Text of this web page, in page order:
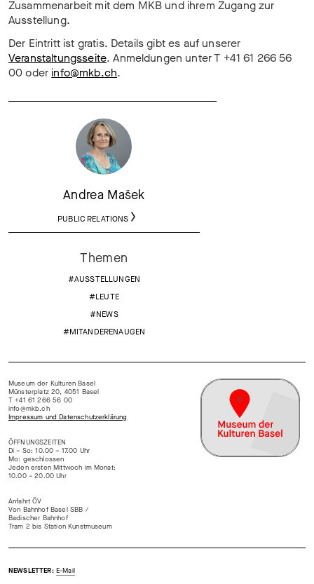
Zusammenarbeit mit dem MKB und ihrem Zugang zur
Ausstellung.
Der Eintritt ist gratis. Details gibt es auf unserer
Veranstaltungsseite. Anmeldungen unter T +41 61 266 56
00 oder info@mkb.ch.
Andrea Mašek
PUBLIC RELATIONS
Themen
#AUSSTELLUNGEN
#LEUTE
#NEWS
#MITANDERENAUGEN
Museum der Kulturen Basel
Münsterplatz 20, 4051 Basel
T +41 61 266 56 00
info@mkb.ch
Impressum und Datenschutzerklärung
ÖFFNUNGSZEITEN
Di – So: 10.00 – 17.00 Uhr
Mo: geschlossen
Jeden ersten Mittwoch im Monat:
10.00 – 20.00 Uhr
Anfahrt ÖV
Von Bahnhof Basel SBB /
Badischer Bahnhof
Tram 2 bis Station Kunstmuseum
NEWSLETTER: E-Mail